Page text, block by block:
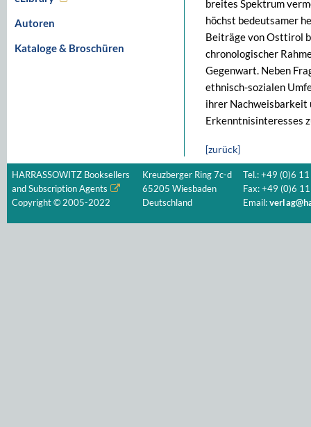
Autoren
Kataloge & Broschüren
breites Spektrum
höchst bedeutsamer
Beiträge von Osttirol
chronologischer
Gegenwart. Neben
ethnisch-sozialen
ihrer Nachweisbarkeit
Erkenntnisinteresses
[zurück]
HARRASSOWITZ Booksellers
and Subscription Agents
Copyright © 2005-2022
Kreuzberger Ring 7c-d
65205 Wiesbaden
Deutschland
Tel.: +49 (0)6
Fax: +49 (0)6
Email: